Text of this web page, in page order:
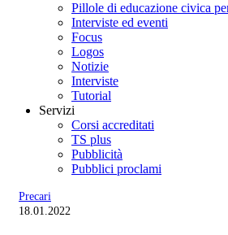
Pillole di educazione civica
Interviste ed eventi
Focus
Logos
Notizie
Interviste
Tutorial
Servizi
Corsi accreditati
TS plus
Pubblicità
Pubblici proclami
Precari
18.01.2022